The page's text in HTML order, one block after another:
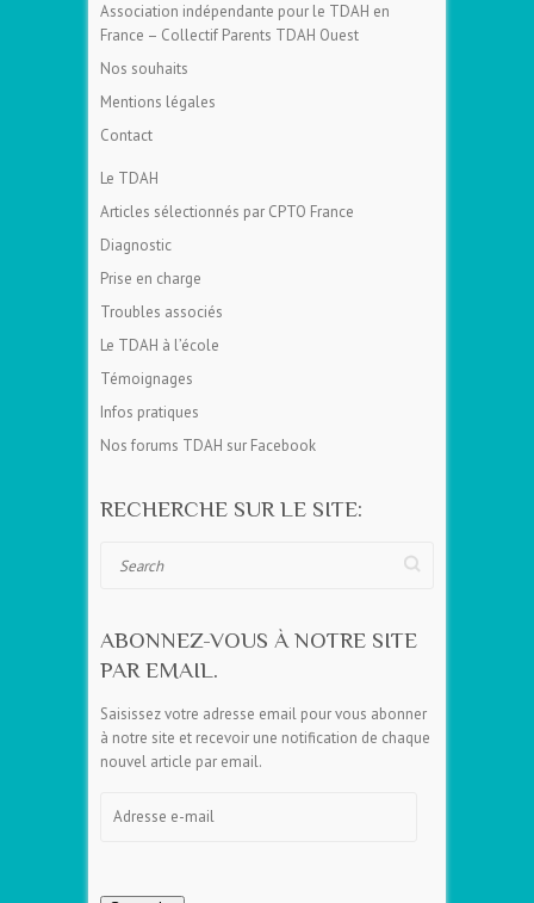
Association indépendante pour le TDAH en
France – Collectif Parents TDAH Ouest
Nos souhaits
Mentions légales
Contact
Le TDAH
Articles sélectionnés par CPTO France
Diagnostic
Prise en charge
Troubles associés
Le TDAH à l’école
Témoignages
Infos pratiques
Nos forums TDAH sur Facebook
RECHERCHE SUR LE SITE:
ABONNEZ-VOUS À NOTRE SITE
PAR EMAIL.
Saisissez votre adresse email pour vous abonner
à notre site et recevoir une notification de chaque
nouvel article par email.